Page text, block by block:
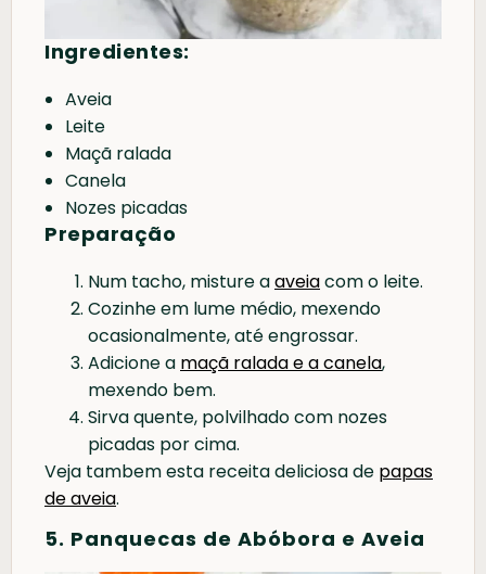
Ingredientes:
Aveia
Leite
Maçã ralada
Canela
Nozes picadas
Preparação
Num tacho, misture aaveiacom o leite.
Cozinhe em lume médio, mexendo
ocasionalmente, até engrossar.
Adicione a maçã ralada e a canela,
mexendo bem.
Sirva quente, polvilhado com nozes
picadas por cima.
Veja tambem esta receita deliciosa de papas
de aveia.
5. Panquecas de Abóbora e Aveia